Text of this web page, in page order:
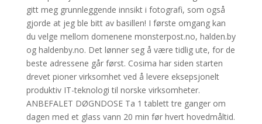
gitt meg grunnleggende innsikt i fotografi, som også
gjorde at jeg ble bitt av basillen! I første omgang kan
du velge mellom domenene monsterpost.no, halden.by
og haldenby.no. Det lønner seg å være tidlig ute, for de
beste adressene går først. Cosima har siden starten
drevet pioner virksomhet ved å levere eksepsjonelt
produktiv IT-teknologi til norske virksomheter.
ANBEFALET DØGNDOSE Ta 1 tablett tre ganger om
dagen med et glass vann 20 min før hvert hovedmåltid.